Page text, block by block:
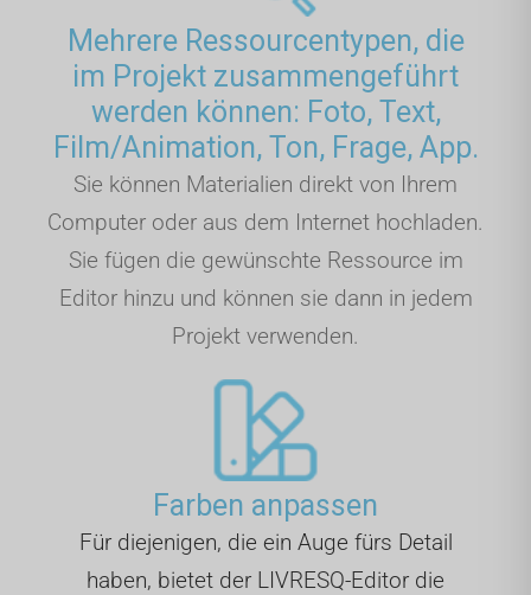
Mehrere Ressourcentypen, die
im Projekt zusammengeführt
werden können: Foto, Text,
Film/Animation, Ton, Frage, App.
Sie können Materialien direkt von Ihrem
Computer oder aus dem Internet hochladen.
Sie fügen die gewünschte Ressource im
Editor hinzu und können sie dann in jedem
Projekt verwenden.
Farben anpassen
Für diejenigen, die ein Auge fürs Detail
haben, bietet der LIVRESQ-Editor die